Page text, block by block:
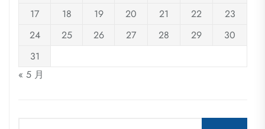
17
18 19 20 21 22
23
24
25 26 27 28 29
30
31
« 5 月